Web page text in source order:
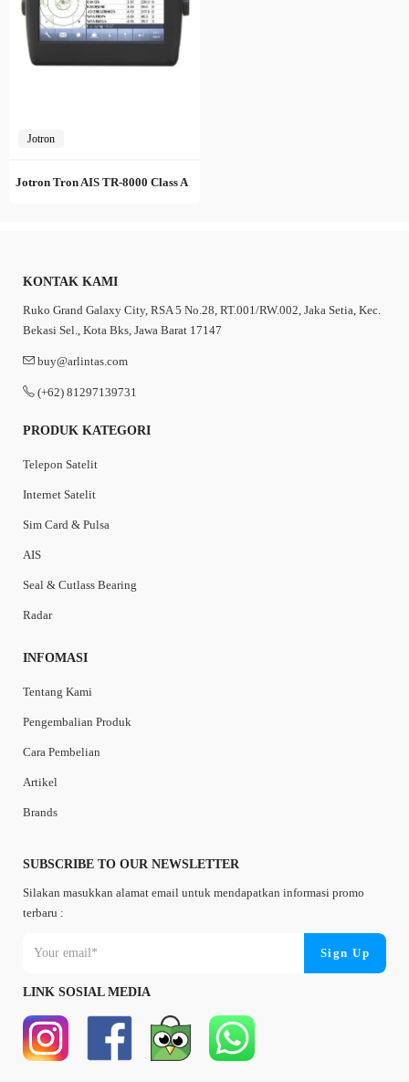
Jotron
Jotron Tron AIS TR-8000 Class A
KONTAK KAMI
Ruko Grand Galaxy City, RSA 5 No.28, RT.001/RW.002, Jaka Setia, Kec.
Bekasi Sel., Kota Bks, Jawa Barat 17147
buy@arlintas.com
(+62) 81297139731
PRODUK KATEGORI
Telepon Satelit
Internet Satelit
Sim Card & Pulsa
AIS
Seal & Cutlass Bearing
Radar
INFOMASI
Tentang Kami
Pengembalian Produk
Cara Pembelian
Artikel
Brands
SUBSCRIBE TO OUR NEWSLETTER
Silakan masukkan alamat email untuk mendapatkan informasi promo
terbaru :
LINK SOSIAL MEDIA